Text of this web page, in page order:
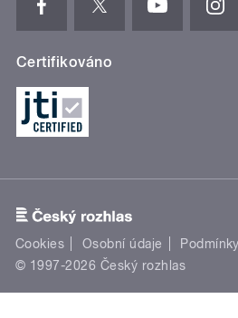
Certifikováno
Cookies Osobní údaje
© 1997-2026 Český rozhlas